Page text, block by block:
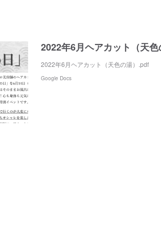
2022年6月ヘアカット（天
2022年6月ヘアカット（天色の湯）.pdf
Google Docs